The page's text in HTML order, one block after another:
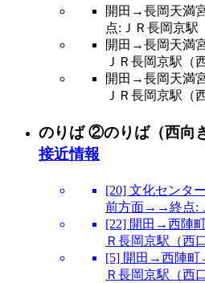
開田→長岡天満
点:ＪＲ長岡京駅
開田→長岡天満
ＪＲ長岡京駅（
開田→長岡天満
ＪＲ長岡京駅（
のりば ②のりば（西向
接近情報
[20] 文化センタ
前方面→→終点:
[22] 開田→西陣
Ｒ長岡京駅（西口
[5] 開田→西陣
Ｒ長岡京駅（西口